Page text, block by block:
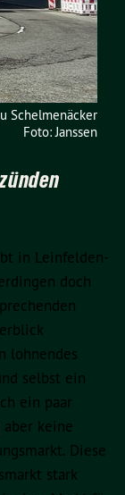
Schelmenäcker
Foto: Janssen
in Leinfelden-
doch
lohnendes
selbst ein
ein paar
keine
Diese
stark